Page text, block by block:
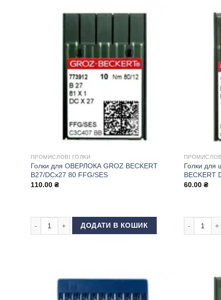
ПРОМИСЛОВІ ГОЛКИ
Голки для ОВЕРЛОКА GROZ BECKERT
B27/DCx27 80 FFG/SES
110.00 ₴
Голки для ОВЕРЛОКА GROZ BECKERT B27/DCx27 80 FFG/
ДОДАТИ В КОШИК
Голки для
BECKERT
60.00 ₴
Голки для